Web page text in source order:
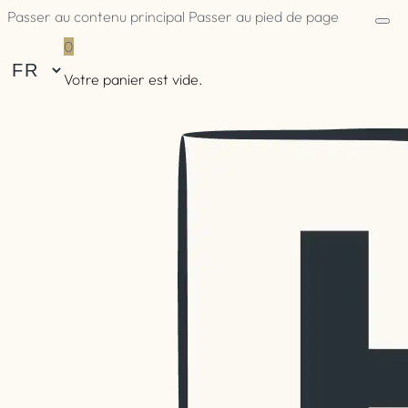
Passer au contenu principal Passer au pied de page
0
Votre panier est vide.